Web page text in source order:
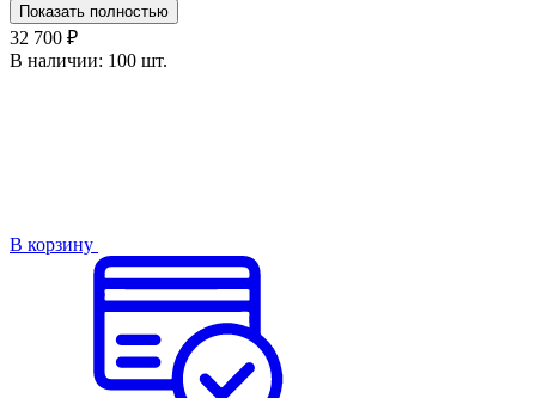
Показать полностью
32 700 ₽
В наличии: 100 шт.
В корзину